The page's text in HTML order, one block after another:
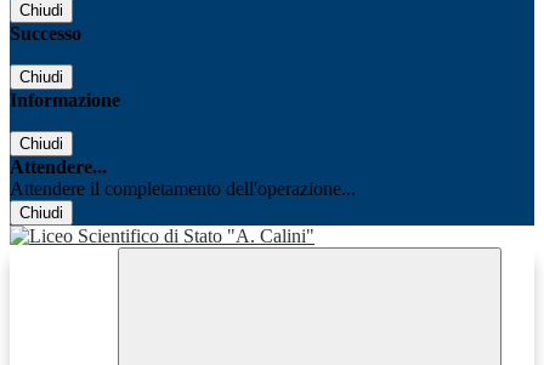
Chiudi
Successo
Chiudi
Informazione
Chiudi
Attendere...
Attendere il completamento dell'operazione...
Chiudi